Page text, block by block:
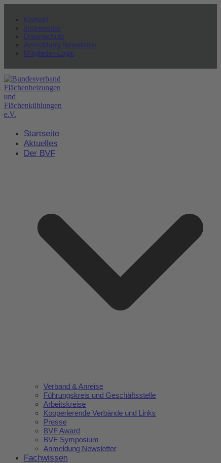
Kontakt
Impressum
Datenschutz
Anmeldung Newsletter
Mitglieder-Login
Startseite
Aktuelles
Der BVF
Verband & Anreise
Führungskreis und Geschäftsstelle
Arbeitskreise
Kooperierende Verbände und Links
Presse
BVF Award
BVF Symposium
Anmeldung Newsletter
Fachwissen